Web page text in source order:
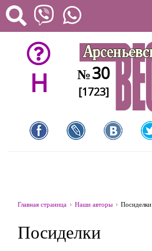
H №30
[1723]
Главная страница Наши авторы Посиделки
Посиделки